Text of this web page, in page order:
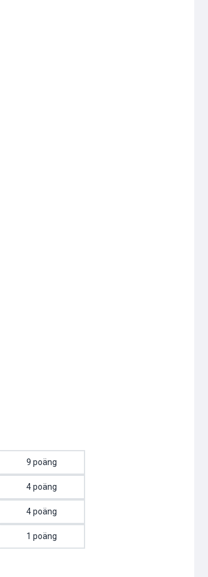
9 poäng
4 poäng
4 poäng
1 poäng